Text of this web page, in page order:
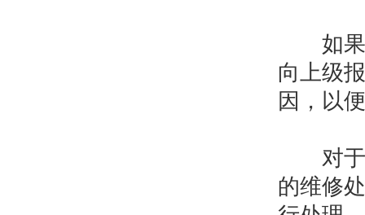
如果
向上级
因，以
对于
的维修